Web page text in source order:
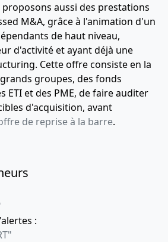
proposons aussi des prestations
M&A, grâce à l'animation d'un
de haut niveau,
d'activité et ayant déjà une
Cette offre consiste en la
groupes, des fonds
ETI et des PME, de faire auditer
d'acquisition, avant
de reprise à la barre.
: